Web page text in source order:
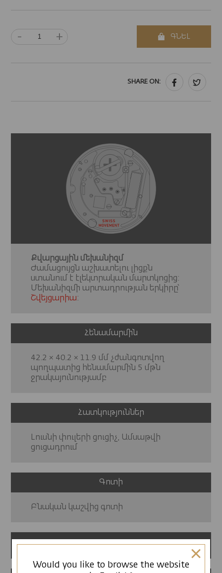
- + ԳՆԵԼ
SHARE ON:
Քվարցային մեխանիզմ
Ժամացույցն աշխատելու լիցքն
ստանում է էլեկտրական մարտկոցից:
Մեխանիզմի արտադրության երկիրը՝
Շվեյցարիա:
Հենամարմին
42.2 × 40.2 × 11.9 մմ չժանգոտվող
պողպատից հենամարմին 5 մթն
ջրակայունությամբ
Հատկություններ
Լուսնի փուլերի ցուցիչ, Ամսաթվի
ցուցադրում
Գոտի
Բնական կաշվից գոտի
12 ամսվա երաշխիք
Would you like to browse the website